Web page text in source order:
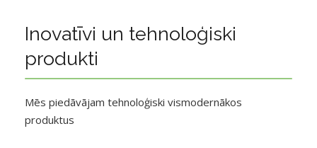
Inovatīvi un tehnoloģiski
produkti
Mēs piedāvājam tehnoloģiski vismodernākos
produktus